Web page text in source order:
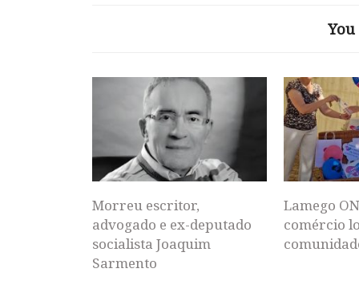
Morreu escritor,
advogado e ex-deputado
socialista Joaquim
Sarmento
Lamego
comércio